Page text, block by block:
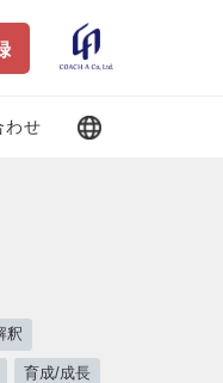
わせ
釈
育成/成長